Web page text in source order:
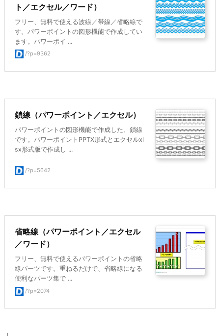
ト／エクセル／ワード）
フリー、無料で使える波線／帯線／省略線で
す。パワーポイントの図形機能で作成してい
ます。パワーポイ ...
/?p=9362
鎖線（パワーポイント／エクセル）
パワーポイントの図形機能で作成した、鎖線
です。パワーポイントPPTX形式とエクセルxl
sx形式版で作成し ...
/?p=5642
省略線（パワーポイント／エクセル
／ワード）
フリー、無料で使えるパワーポイントの省略
線パーツです。重ねるだけで、省略線になる
便利なパーツ集で ...
/?p=2074